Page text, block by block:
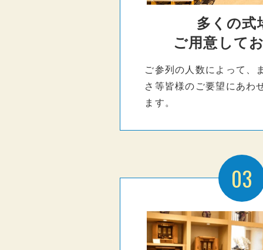
多くの式
ご用意して
ご参列の人数によって、
さ等皆様のご要望にあわ
ます。
03